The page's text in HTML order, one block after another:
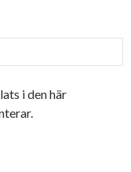
i den här